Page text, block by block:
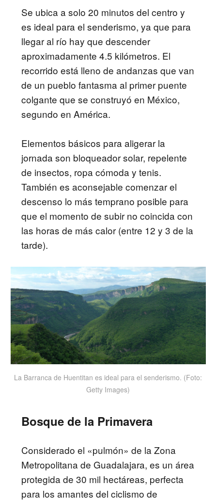
Se ubica a solo 20 minutos del centro y
es ideal para el senderismo, ya que para
llegar al río hay que descender
aproximadamente 4.5 kilómetros. El
recorrido está lleno de andanzas que van
de un pueblo fantasma al primer puente
colgante que se construyó en México,
segundo en América.
Elementos básicos para aligerar la
jornada son bloqueador solar, repelente
de insectos, ropa cómoda y tenis.
También es aconsejable comenzar el
descenso lo más temprano posible para
que el momento de subir no coincida con
las horas de más calor (entre 12 y 3 de la
tarde).
La Barranca de Huentitan es ideal para el senderismo. (Foto:
Getty Images)
Bosque de la Primavera
Considerado el «pulmón» de la Zona
Metropolitana de Guadalajara, es un área
protegida de 30 mil hectáreas, perfecta
para los amantes del ciclismo de